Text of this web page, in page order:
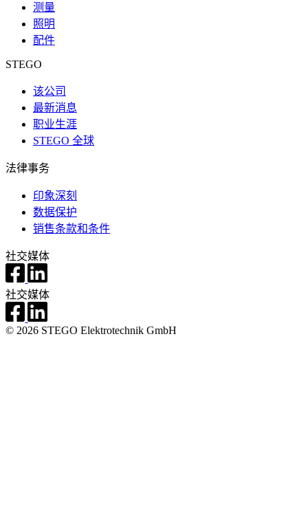
测量
照明
配件
STEGO
该公司
最新消息
职业生涯
STEGO 全球
法律事务
印象深刻
数据保护
销售条款和条件
社交媒体
社交媒体
© 2026 STEGO Elektrotechnik GmbH